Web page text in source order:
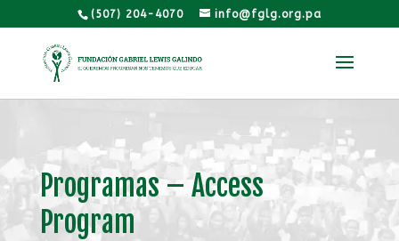
(507) 204-4070 info@fglg.org.pa
Programas – Access
Program